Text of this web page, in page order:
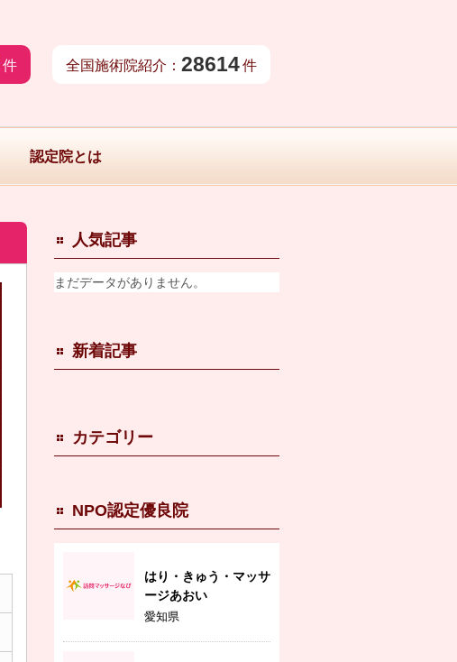
件 全国施術院紹介： 28614件
認定院とは
人気記事
まだデータがありません。
新着記事
カテゴリー
NPO認定優良院
はり・きゅう・マッサ
ージあおい
愛知県